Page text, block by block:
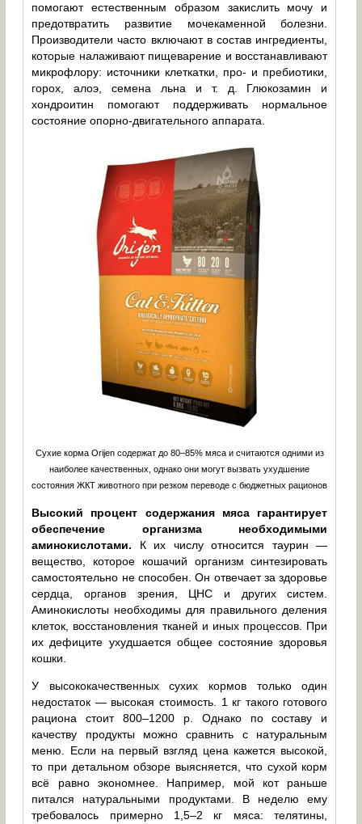
помогают естественным образом закислить мочу и
предотвратить развитие мочекаменной болезни.
Производители часто включают в состав ингредиенты,
которые налаживают пищеварение и восстанавливают
микрофлору: источники клеткатки, про- и пребиотики,
горох, алоэ, семена льна и т. д. Глюкозамин и
хондроитин помогают поддерживать нормальное
состояние опорно-двигательного аппарата.
Сухие корма Orijen содержат до 80–85% мяса и считаются одними из
наиболее качественных, однако они могут вызвать ухудшение
состояния ЖКТ животного при резком переводе с бюджетных рационов
Высокий процент содержания мяса гарантирует
обеспечение организма необходимыми
аминокислотами. К их числу относится таурин —
вещество, которое кошачий организм синтезировать
самостоятельно не способен. Он отвечает за здоровье
сердца, органов зрения, ЦНС и других систем.
Аминокислоты необходимы для правильного деления
клеток, восстановления тканей и иных процессов. При
их дефиците ухудшается общее состояние здоровья
кошки.
У высококачественных сухих кормов только один
недостаток — высокая стоимость. 1 кг такого готового
рациона стоит 800–1200 р. Однако по составу и
качеству продукты можно сравнить с натуральным
меню. Если на первый взгляд цена кажется высокой,
то при детальном обзоре выясняется, что сухой корм
всё равно экономнее. Например, мой кот раньше
питался натуральными продуктами. В неделю ему
требовалось примерно 1,5–2 кг мяса: телятины,